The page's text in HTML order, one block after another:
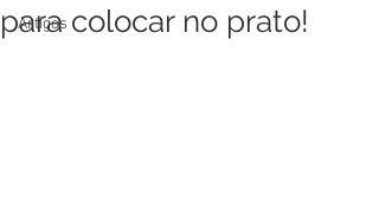
Artigos
para colocar no prato!